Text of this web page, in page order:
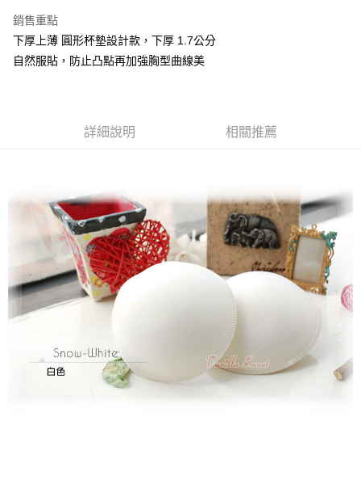
悠遊付
全盈+PAY
AFTEE先享後付是「在收到商品之後才付款」的支付方式。 讓您購物簡單
３．安心：先確認商品／服務後，再付款。
【「AFTEE先享後付」結帳流程】
１．於結帳方式選擇「AFTEE先享後付」後，將跳轉至「AFTEE先享後付」
結帳頁面，進行簡訊認證並確認金額後，即可完成結帳。
２．訂單成立數日內，您將收到繳費通知簡訊。
３．收到繳費通知簡訊後14天內，點擊此簡訊中的連結，可透過四大超商／
ATM／網路銀行／等多元方式進行付款，方視為交易完成。
※ 請注意：結帳手續完成當下不需立刻繳費，但若您需要取消訂單，請聯絡
購買商品的店家。未經商家同意取消之訂單仍視為有效，需透過AFTEE先享
※ 交易是否成功請以「AFTEE先享後付 」之結帳頁面顯示為準，若有關於
是否繳費成功／繳費後需取消欲退款等相關疑問，請聯繫「AFTEE先享後付
https://netprotections.freshdesk.com/support/home
每筆NT$70，滿NT$499(含以上)免運費
7-11取貨付款
每筆NT$70，滿NT$499(含以上)免運費
郵局
每筆NT$80，滿NT$899(含以上)免運費
銷售重點
下厚上薄 圓形杯墊設計款，下厚 1.7公分
自然服貼，防止凸點再加強胸型曲線美
詳細說明 相關推薦